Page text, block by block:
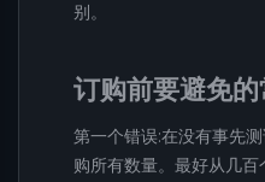
别。
订购前要避免
第一个错误:在没有事先
购所有数量。最好从几